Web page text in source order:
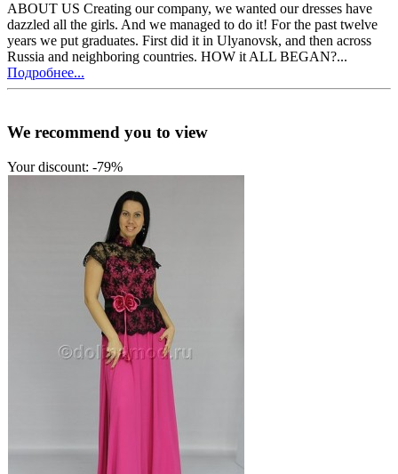
ABOUT US Creating our company, we wanted our dresses have
dazzled all the girls. And we managed to do it! For the past twelve
years we put graduates. First did it in Ulyanovsk, and then across
Russia and neighboring countries. HOW it ALL BEGAN?...
Подробнее...
We recommend you to view
Your discount: -79%